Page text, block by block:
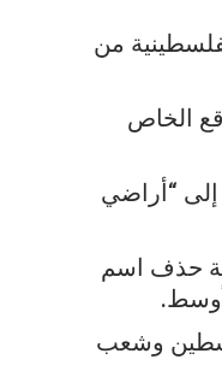
من
الخاص
إلى “أراضي
حذف اسم
وشعب